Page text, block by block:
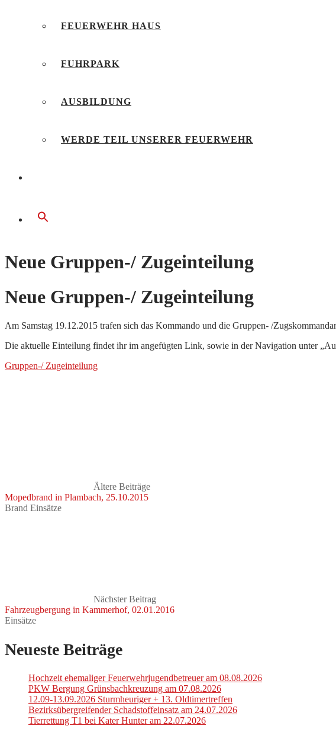
FEUERWEHR HAUS
FUHRPARK
AUSBILDUNG
WERDE TEIL UNSERER FEUERWEHR
Neue Gruppen-/ Zugeinteilung
Neue Gruppen-/ Zugeinteilung
Am Samstag 19.12.2015 trafen sich das Kommando und die Gruppen- /
Die aktuelle Einteilung findet ihr im angefügten Link, sowie in der Navigation unter
Gruppen-/ Zugeinteilung
Ältere Beiträge
Mopedbrand in Plambach, 25.10.2015
Brand Einsätze
Nächster Beitrag
Fahrzeugbergung in Kammerhof, 02.01.2016
Einsätze
Neueste Beiträge
Hochzeit ehemaliger Feuerwehrjugendbetreuer am 08.08.2026
PKW Bergung Grünsbachkreuzung am 07.08.2026
12.09-13.09.2026 Sturmheuriger + 13. Oldtimertreffen
Bezirksübergreifender Schadstoffeinsatz am 24.07.2026
Tierrettung T1 bei Kater Hunter am 22.07.2026